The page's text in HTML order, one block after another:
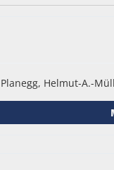
Planegg, Helmut-A.-